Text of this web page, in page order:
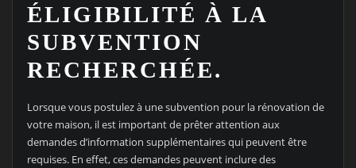
ÉLIGIBILITÉ À LA
SUBVENTION
RECHERCHÉE.
Lorsque vous postulez à une subvention pour la rénovation de
votre maison, il est important de prêter attention aux
demandes d’information supplémentaires qui peuvent être
requises. En effet, ces demandes peuvent inclure des